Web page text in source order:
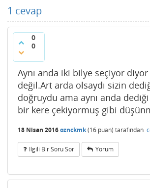
1 cevap
0
0
Aynı anda iki bilye seçiyor
değil.Art arda olsaydı sizin
doğruydu ama aynı anda
bir kere çekiyormuş gibi
18 Nisan 2016oznckmk(16 puan) tarafından
Ilgili Bir Soru Sor Yorum